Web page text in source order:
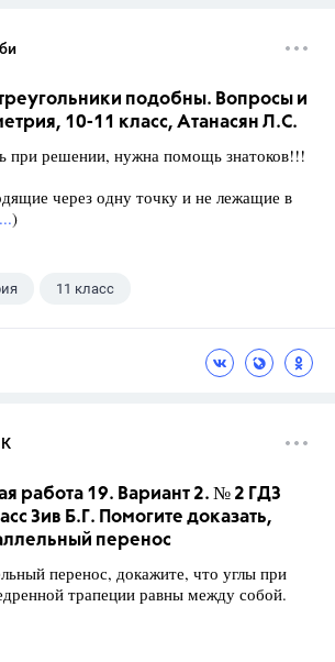
подобны. Вопросы и
10-11 класс, Атанасян Л.С.
при решении, нужна помощь знатоков!!!
через одну точку и не лежащие в
)
11 класс
работа 19. Вариант 2. № 2 ГДЗ
Зив Б.Г. Помогите доказать,
перенос
перенос, докажите, что углы при
трапеции равны между собой.